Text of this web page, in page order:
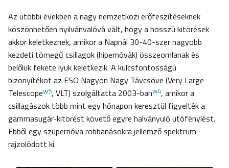
Az utóbbi években a nagy nemzetközi erőfeszítéseknek
köszönhetően nyilvánvalóvá vált, hogy a hosszú kitörések
akkor keletkeznek, amikor a Napnál 30-40-szer nagyobb
kezdeti tömegű csillagok (hipernóvák) összeomlanak és
belőlük fekete lyuk keletkezik. A kulcsfontosságú
bizonyítékot az ESO Nagyon Nagy Távcsöve (Very Large
Telescopew5, VLT) szolgáltatta 2003-banw4, amikor a
csillagászok több mint egy hónapon keresztül figyelték a
gammasugár-kitörést követő egyre halványuló utófénylést.
Ebből egy szupernóva robbanásokra jellemző spektrum
rajzolódott ki.